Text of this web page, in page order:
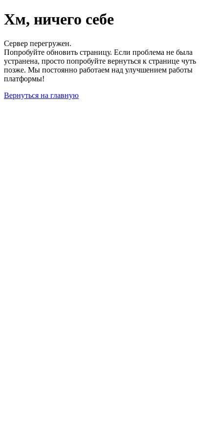
Хм, ничего себе
Сервер перегружен.
Попробуйте обновить страницу. Если проблема не была
устранена, просто попробуйте вернуться к странице чуть
позже. Мы постоянно работаем над улучшением работы
платформы!
Вернуться на главную